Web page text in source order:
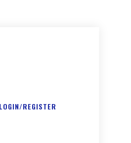
LOGIN/REGISTER